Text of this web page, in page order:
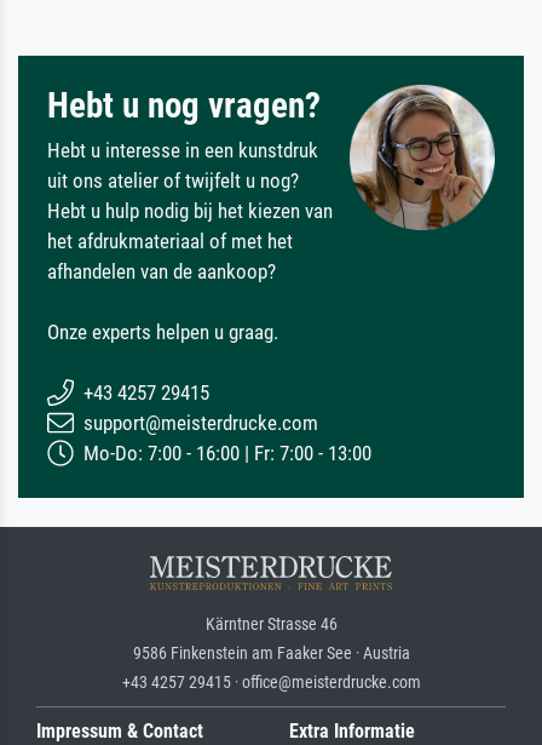
Hebt u nog vragen?
Hebt u interesse in een kunstdruk
uit ons atelier of twijfelt u nog?
Hebt u hulp nodig bij het kiezen van
het afdrukmateriaal of met het
afhandelen van de aankoop?
Onze experts helpen u graag.
+43 4257 29415
support@meisterdrucke.com
Mo-Do: 7:00 - 16:00 | Fr: 7:00 - 13:00
Kärntner Strasse 46
9586 Finkenstein am Faaker See · Austria
+43 4257 29415 · office@meisterdrucke.com
Impressum & Contact Extra Informatie